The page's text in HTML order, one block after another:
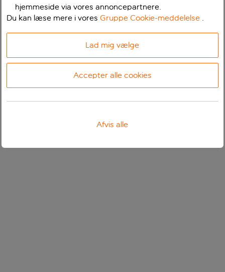
hjemmeside via vores annoncepartnere.
Du kan læse mere i voresGruppe Cookie-meddelelse .
Lad mig vælge
Accepter alle cookies
Afvis alle